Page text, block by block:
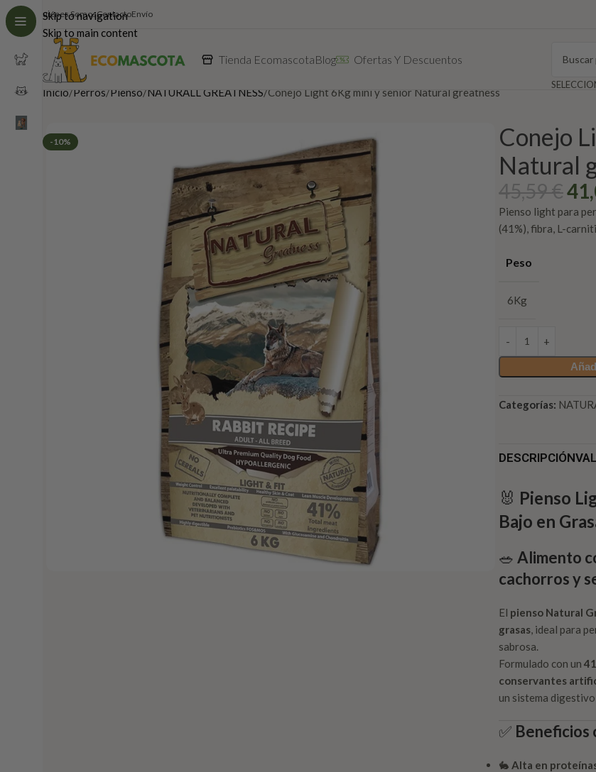
Skip to navigation
Skip to main content
Quiénes SomosContactoEnvío
Tienda EcomascotaBlog Ofertas Y Descuentos
Inicio Perros Pienso NATURALL GREATNESS Conejo Light 6Kg mini y senior Natural greatness
-10%
Conejo
Natural
45,59€
Pienso light para
(41%), fibra, L-
Peso
6Kg
Categorías:
DESCRIPCIÓN
🐰 Pienso
Bajo en
🥗 Alimento
cachorros y
El pienso Natural
grasas , ideal para
sabrosa.
Formulado con un
conservantes
un sistema digestivo
✅ Beneficios
🐇 Alta en